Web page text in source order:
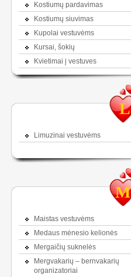
Kostiumų pardavimas
Kostiumų siuvimas
Kupolai vestuvėms
Kursai, šokių
Kvietimai į vestuves
L
Limuzinai vestuvėms
M
Maistas vestuvėms
Medaus mėnesio kelionės
Mergaičių suknelės
Mergvakarių – bernvakarių
organizatoriai